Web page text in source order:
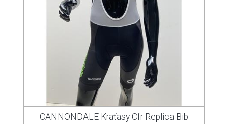
CANNONDALE Kraťasy Cfr Replica Bib